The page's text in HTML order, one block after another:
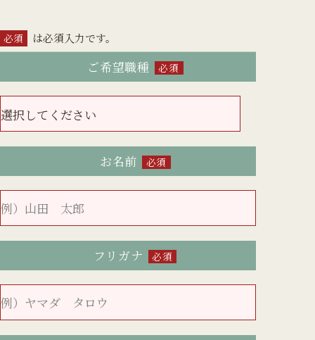
必須 は必須入力です。
ご希望職種 必須
お名前 必須
フリガナ 必須